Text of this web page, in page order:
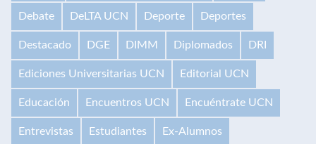
Debate DeLTA UCN Deporte Deportes
Destacado DGE DIMM Diplomados DRI
Ediciones Universitarias UCN Editorial UCN
Educación Encuentros UCN Encuéntrate UCN
Entrevistas Estudiantes Ex-Alumnos